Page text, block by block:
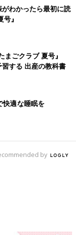
わかったら最初に読
』
まごクラブ 夏号』
習する 出産の教科書
快適な睡眠を
by